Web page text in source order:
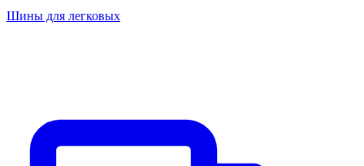
Шины для легковых